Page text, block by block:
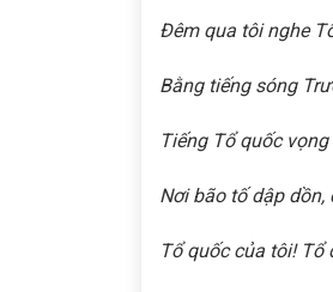
Đêm qua tôi nghe
Bằng tiếng sóng
Tiếng Tổ quốc
Nơi bão tố dập
Tổ quốc của tôi! Tổ